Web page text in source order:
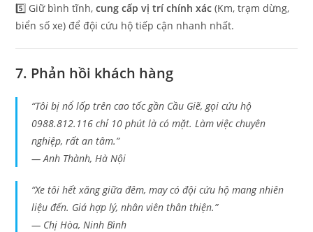
5️⃣ Giữ bình tĩnh,cung cấp vị trí chính xác (Km, trạm dừng,
biển số xe) để đội cứu hộ tiếp cận nhanh nhất.
7. Phản hồi khách hàng
“Tôi bị nổ lốp trên cao tốc gần Cầu Giẽ, gọi cứu hộ
0988.812.116 chỉ 10 phút là có mặt. Làm việc chuyên
nghiệp, rất an tâm.”
—Anh Thành, Hà Nội
“Xe tôi hết xăng giữa đêm, may có đội cứu hộ mang nhiên
liệu đến. Giá hợp lý, nhân viên thân thiện.”
— Chị Hòa, Ninh Bình